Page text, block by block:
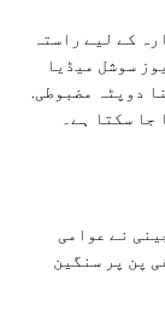
کے لیے راستہ
سوشل میڈیا
دوپٹہ مضبوطی.
جا سکتا ہے۔
نے عوامی
پن پر سنگین